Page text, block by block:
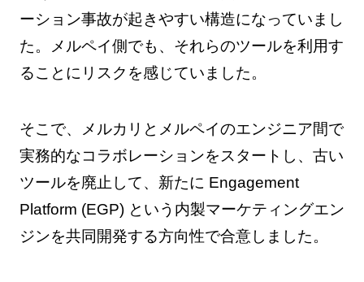
ーション事故が起きやすい構造になっていまし
た。メルペイ側でも、それらのツールを利用す
ることにリスクを感じていました。
そこで、メルカリとメルペイのエンジニア間で
実務的なコラボレーションをスタートし、古い
ツールを廃止して、新たに Engagement
Platform (EGP) という内製マーケティングエン
ジンを共同開発する方向性で合意しました。